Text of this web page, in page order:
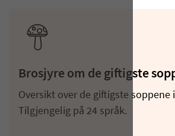
Brosjyre om de giftigste
Oversikt over de giftigste soppene
Tilgjengelig på 24 språk.